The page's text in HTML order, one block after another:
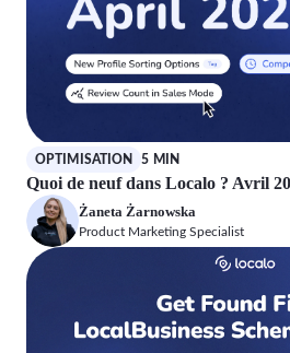
OPTIMISATION 5 MIN
Quoi de neuf dans Localo ? Avril
Żaneta Żarnowska
Product Marketing Specialist